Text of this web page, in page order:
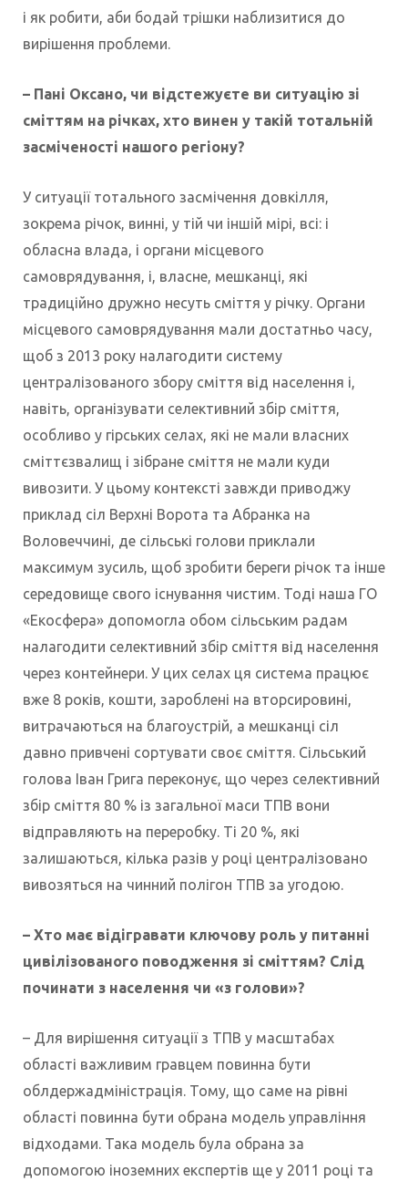
і як робити, аби бодай трішки наблизитися до
вирішення проблеми.
– Пані Оксано, чи відстежуєте ви ситуацію зі
сміттям на річках, хто винен у такій тотальній
засміченості нашого регіону?
У ситуації тотального засмічення довкілля,
зокрема річок, винні, у тій чи іншій мірі, всі: і
обласна влада, і органи місцевого
самоврядування, і, власне, мешканці, які
традиційно дружно несуть сміття у річку. Органи
місцевого самоврядування мали достатньо часу,
щоб з 2013 року налагодити систему
централізованого збору сміття від населення і,
навіть, організувати селективний збір сміття,
особливо у гірських селах, які не мали власних
сміттєзвалищ і зібране сміття не мали куди
вивозити. У цьому контексті завжди приводжу
приклад сіл Верхні Ворота та Абранка на
Воловеччині, де сільські голови приклали
максимум зусиль, щоб зробити береги річок та інше
середовище свого існування чистим. Тоді наша ГО
«Екосфера» допомогла обом сільським радам
налагодити селективний збір сміття від населення
через контейнери. У цих селах ця система працює
вже 8 років, кошти, зароблені на вторсировині,
витрачаються на благоустрій, а мешканці сіл
давно привчені сортувати своє сміття. Сільський
голова Іван Грига переконує, що через селективний
збір сміття 80 % із загальної маси ТПВ вони
відправляють на переробку. Ті 20 %, які
залишаються, кілька разів у році централізовано
вивозяться на чинний полігон ТПВ за угодою.
– Хто має відігравати ключову роль у питанні
цивілізованого поводження зі сміттям? Слід
починати з населення чи «з голови»?
– Для вирішення ситуації з ТПВ у масштабах
області важливим гравцем повинна бути
облдержадміністрація. Тому, що саме на рівні
області повинна бути обрана модель управління
відходами. Така модель була обрана за
допомогою іноземних експертів ще у 2011 році та